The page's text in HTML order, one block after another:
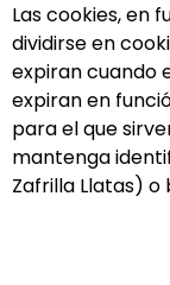
Las cookies, en
dividirse en
expiran cuando
expiran en
para el que
mantenga
Zafrilla Llatas)